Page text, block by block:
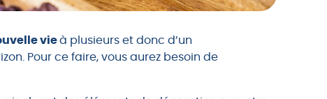
vieà plusieurs et donc d’un
Pour ce faire, vous aurez besoin de